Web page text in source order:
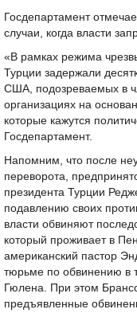
Госдепартамент
случаи, когда власти
«В рамках режима
Турции задержали
США, подозреваемых в
организациях на
которые кажутся
Госдепартамент.
Напомним, что после
переворота,
президента Турции
подавлению своих
власти обвиняют
который проживает в
американский пастор
тюрьме по обвинению в
Гюлена. При этом
предъявленные